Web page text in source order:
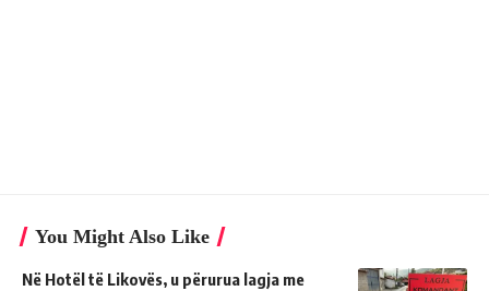
You Might Also Like
Në Hotël të Likovës, u përurua lagja me